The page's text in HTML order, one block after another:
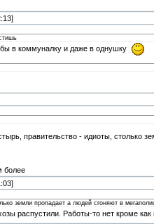
в коммуналку и даже в однушку
правительство - идиоты, столько
более
земли пропадает а людей сгоняют в
распустили. Работы-то нет кроме